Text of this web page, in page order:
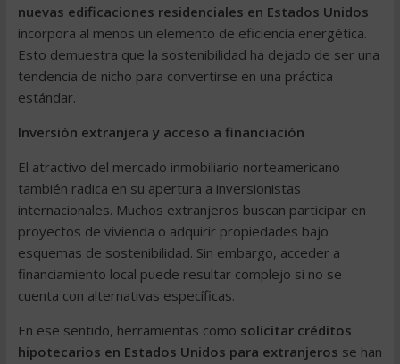
nuevas edificaciones residenciales en Estados Unidos
incorpora al menos un elemento de eficiencia energética.
Esto demuestra que la sostenibilidad ha dejado de ser una
tendencia de nicho para convertirse en una práctica
estándar.
Inversión extranjera y acceso a financiación
El atractivo del mercado inmobiliario norteamericano
también radica en su apertura a inversionistas
internacionales. Muchos extranjeros buscan participar en
proyectos de vivienda o adquirir propiedades bajo
esquemas de sostenibilidad. Sin embargo, acceder a
financiamiento local puede resultar complejo si no se
cuenta con alternativas específicas.
En ese sentido, herramientas como solicitar créditos
hipotecarios en Estados Unidos para extranjeros se han